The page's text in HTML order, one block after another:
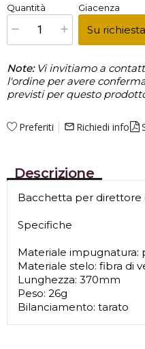
x1 Prezzo finale:€24,00
Quantità Giacenza
Su richiesta
Note: Vi invitiamo a
l'ordine per avere
previsti per questo
Preferiti mail_outline Richiedi info
Descrizione
Bacchetta per direttore
Specifiche
Materiale impugnatura:
Materiale stelo: fibra di
Lunghezza: 370mm
Peso: 26g
Bilanciamento: tarato